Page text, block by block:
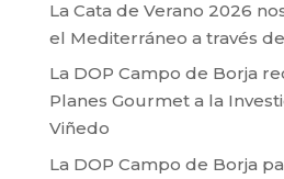
La Cata de Verano 2026
el Mediterráneo a través
La DOP Campo de Borja
Planes Gourmet a la
Viñedo
La DOP Campo de Borja